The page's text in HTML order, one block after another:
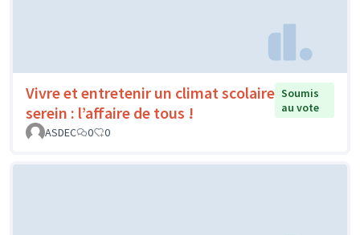
Vivre et entretenir un climat scolaire
serein : l’affaire de tous !
Soumis
au vote
ASDEC
0 0